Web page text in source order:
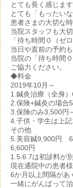
とても長く感じます
とても「もったい
患者さまの大切な
当院スタッフも大
「待ち時間０（ゼ
当日や直前の予約も
当院の「待ち時間
ご協力ください。
◆料金
2019年10月～
1.鍼灸治療（全身）
2.保険+鍼灸の場合
3.保険のみ3,500円
4.子供・学生は上
その他
5.美容鍼9,900円
6,600円
1.5.6.7は初診料が
現在通院中の患者
6か月以上間隔があ
一緒にがんばって